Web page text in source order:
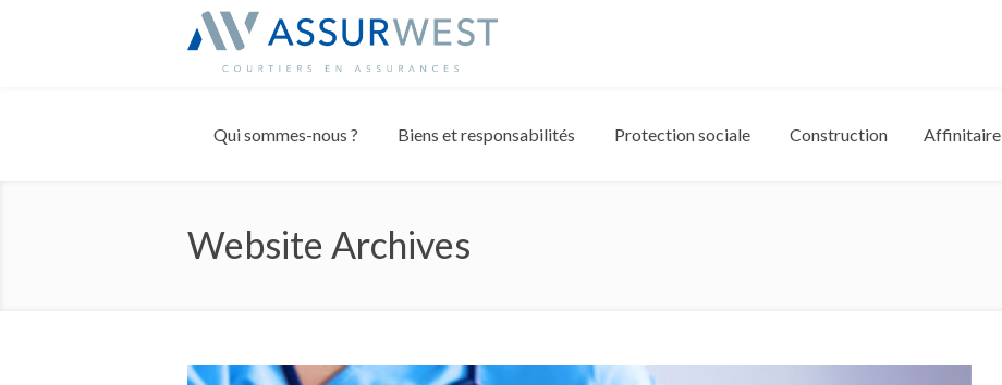
Qui sommes-nous ? Biens et responsabilités Protection sociale Construction Affinitaire
Website Archives
Panneau de gestion des cookies